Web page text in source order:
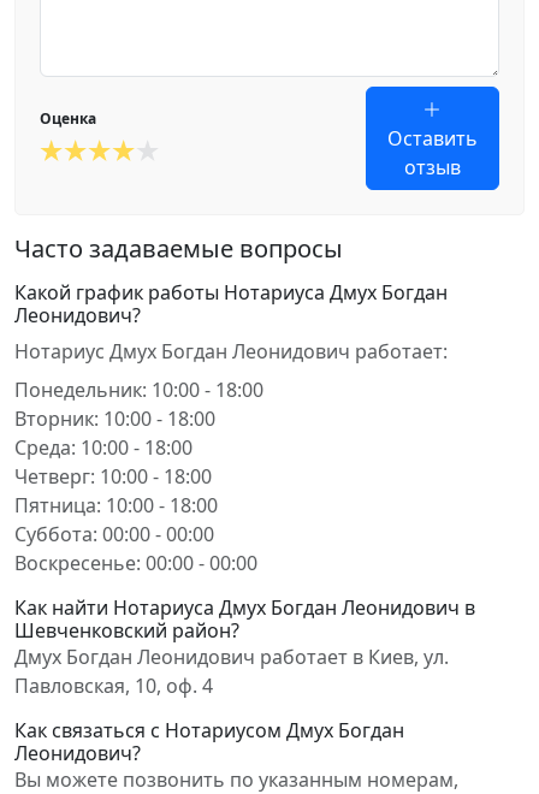
Оценка
Оставить
отзыв
Часто задаваемые вопросы
Какой график работы Нотариуса Дмух Богдан
Леонидович?
Нотариус Дмух Богдан Леонидович работает:
Понедельник: 10:00 - 18:00
Вторник: 10:00 - 18:00
Среда: 10:00 - 18:00
Четверг: 10:00 - 18:00
Пятница: 10:00 - 18:00
Суббота: 00:00 - 00:00
Воскресенье: 00:00 - 00:00
Как найти Нотариуса Дмух Богдан Леонидович в
Шевченковский район?
Дмух Богдан Леонидович работает в Киев, ул.
Павловская, 10, оф. 4
Как связаться с Нотариусом Дмух Богдан
Леонидович?
Вы можете позвонить по указанным номерам,